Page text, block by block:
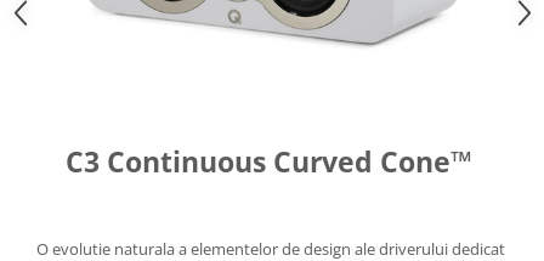
C3 Continuous Curved Cone™
O evolutie naturala a elementelor de design ale driverului dedicat